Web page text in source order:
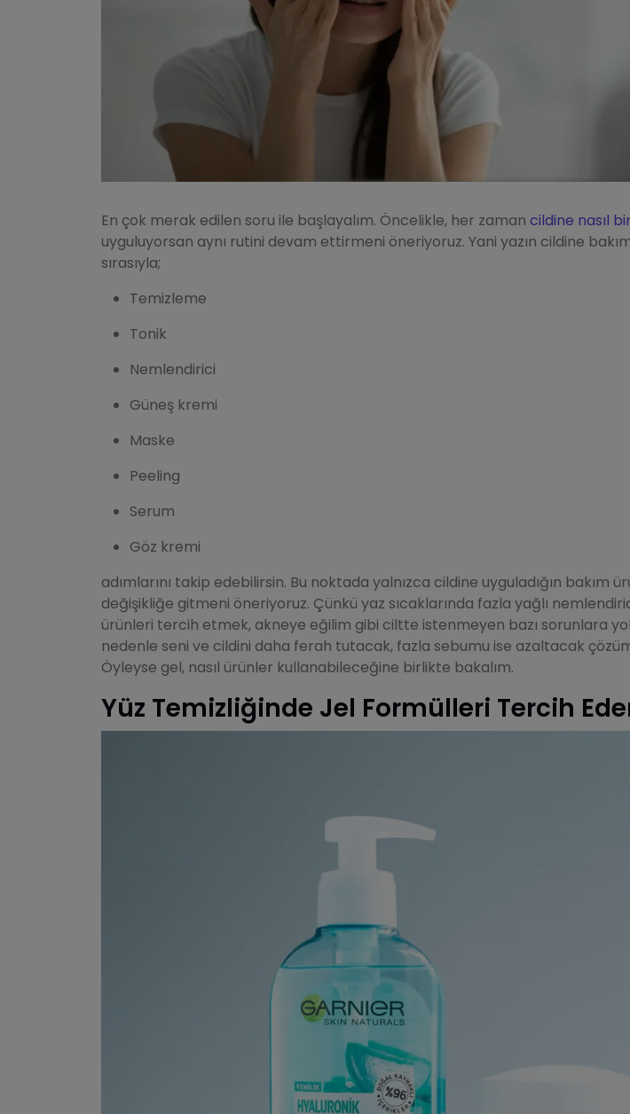
En çok merak edilen soru ile başlayalım. Öncelikle, her zaman cildine nasıl
uyguluyorsan aynı rutini devam ettirmeni öneriyoruz. Yani yazın cildine
sırasıyla;
Temizleme
Tonik
Nemlendirici
Güneş kremi
Maske
Peeling
Serum
Göz kremi
adımlarını takip edebilirsin. Bu noktada yalnızca cildine uyguladığın bakım
değişikliğe gitmeni öneriyoruz. Çünkü yaz sıcaklarında fazla yağlı
ürünleri tercih etmek, akneye eğilim gibi ciltte istenmeyen bazı sorunlara
nedenle seni ve cildini daha ferah tutacak, fazla sebumu ise azaltacak
Öyleyse gel, nasıl ürünler kullanabileceğine birlikte bakalım.
Yüz Temizliğinde Jel Formülleri Tercih